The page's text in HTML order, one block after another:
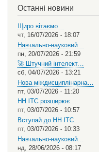
Останні новини
Щиро вітаємо…
чт, 16/07/2026 - 18:07
Навчально-науковий…
пн, 20/07/2026 - 21:59
🚀 Штучний інтелект…
сб, 04/07/2026 - 13:21
Нова міждисциплінарна…
пт, 03/07/2026 - 11:20
НН ІТС розширює…
пт, 03/07/2026 - 10:57
Вступай до НН ІТС…
пт, 03/07/2026 - 10:33
Навчально-науковий…
нд, 28/06/2026 - 08:17